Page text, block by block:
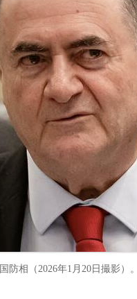
防相（2026年1月20日撮影）